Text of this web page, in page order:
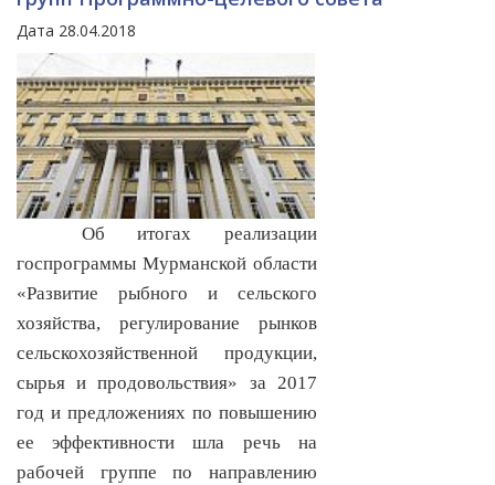
Дата 28.04.2018
Об итогах реализации
госпрограммы Мурманской области
«Развитие рыбного и сельского
хозяйства, регулирование рынков
сельскохозяйственной продукции,
сырья и продовольствия» за 2017
год и предложениях по повышению
ее эффективности шла речь на
рабочей группе по направлению